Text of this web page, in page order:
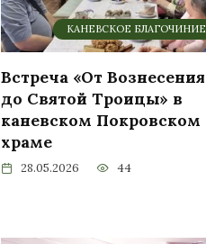
КАНЕВСКОЕ БЛАГОЧИНИЕ
Встреча «От Вознесения
до Святой Троицы» в
каневском Покровском
храме
28.05.2026 44